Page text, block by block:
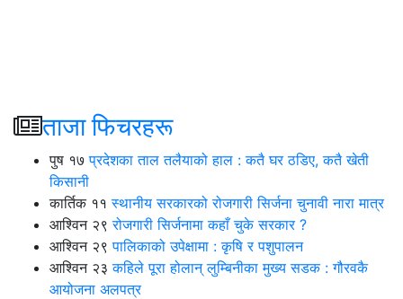
ताजा फिचरहरू
पुष १७ प्रदेशका ताल तलैयाको हाल : कतै घर ठडिए, कतै खेती
किसानी
कार्तिक ११ स्थानीय सरकारको रोजगारी सिर्जना चुनावी नारा मात्र
आश्विन २९ रोजगारी सिर्जनामा कहाँ चुके सरकार ?
आश्विन २९ पालिकाको उपेक्षामा : कृषि र पशुपालन
आश्विन २३ कहिले पूरा होलान् लुम्बिनीका मुख्य सडक : गौरवकै
आयोजना अलपत्र